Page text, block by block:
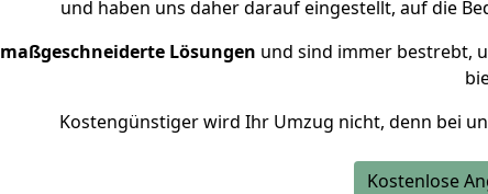
und haben uns daher darauf eingestellt, auf die
maßgeschneiderte Lösungen und sind immer bestrebt,
Kostengünstiger wird Ihr Umzug nicht, denn bei
Kostenlose